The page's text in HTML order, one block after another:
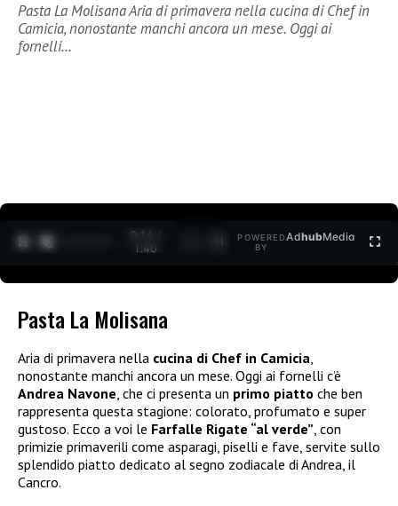
Pasta La Molisana Aria di primavera nella cucina di Chef in
Camicia, nonostante manchi ancora un mese. Oggi ai
fornelli…
0:15 /
1:40
POWERED
BY
AdhubMedia
Pasta La Molisana
Aria di primavera nella cucina di Chef in Camicia,
nonostante manchi ancora un mese. Oggi ai fornelli c’è
Andrea Navone, che ci presenta un primo piatto che ben
rappresenta questa stagione: colorato, profumato e super
gustoso. Ecco a voi le Farfalle Rigate “al verde”, con
primizie primaverili come asparagi, piselli e fave, servite sullo
splendido piatto dedicato al segno zodiacale di Andrea, il
Cancro.